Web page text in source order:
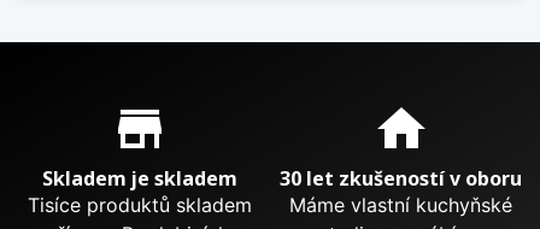
Proč nakupovat u nás?
store_mall_directory
Skladem je skladem
Tisíce produktů skladem
home
30 let zkušeností v oboru
Máme vlastní kuchyňské